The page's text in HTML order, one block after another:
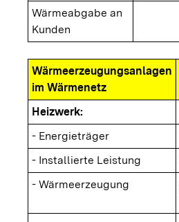
Wärmeabgabe an
Kunden
Wärmeerzeugungsanlagen
im Wärmenetz
Heizwerk:
- Energieträger
- Installierte Leistung
- Wärmeerzeugung